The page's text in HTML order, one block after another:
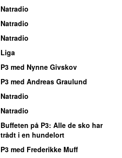
Natradio
Natradio
Natradio
Liga
P3 med Nynne Givskov
P3 med Andreas Graulund
Natradio
Natradio
Buffeten på P3: Alle de sko har
trådt i en hundelort
P3 med Frederikke Muff